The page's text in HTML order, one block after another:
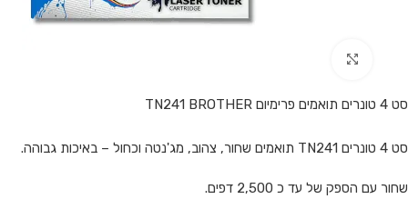
סט 4 טונרים תואמים פרימיום TN241 BROTHER
סט 4 טונרים TN241 תואמים שחור, צהוב, מג'נטה וכחול – באיכות גבוהה.
שחור עם הספק של עד כ 2,500 דפים.